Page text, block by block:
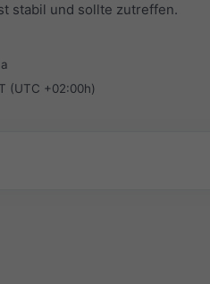
stabil und sollte zutreffen.
(UTC +02:00h)